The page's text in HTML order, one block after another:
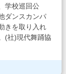
学校巡回公
ダンスカンパ
きを取り入れ
(社)現代舞踊協